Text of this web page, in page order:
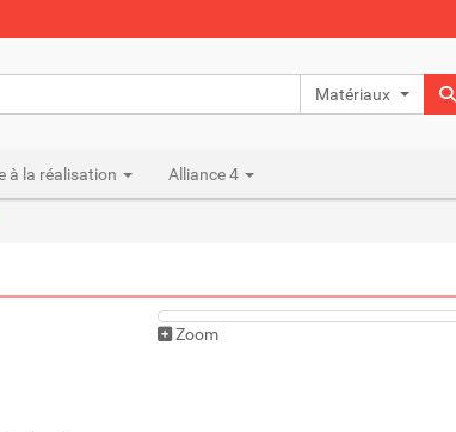
Matériaux naturels
à la réalisation Alliance 4
Zoom